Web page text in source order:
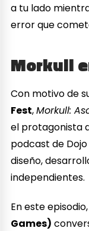
a tu lado
error que
Morkull
Con motivo de
Fest,Morkull:
el protagonista
podcast de
diseño,
independientes.
En este
Games)